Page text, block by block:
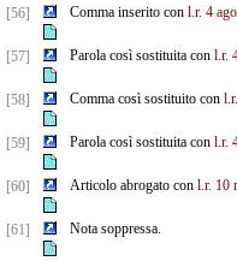
[56] Comma inserito con l.r. 4
[57] Parola così sostituita con l.r.
[58] Comma così sostituito con
[59] Parola così sostituita con l.r.
[60] Articolo abrogato con l.r. 10
[61] Nota soppressa.